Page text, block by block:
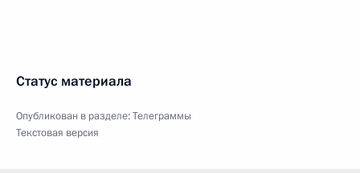
Статус материала
Опубликован в разделе:Телеграммы
Текстовая версия